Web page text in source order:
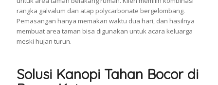
rangka galvalum dan atap polycarbonate bergelombang.
Pemasangan hanya memakan waktu dua hari, dan hasilnya
membuat area taman bisa digunakan untuk acara keluarga
meski hujan turun.
Solusi Kanopi Tahan Bocor di